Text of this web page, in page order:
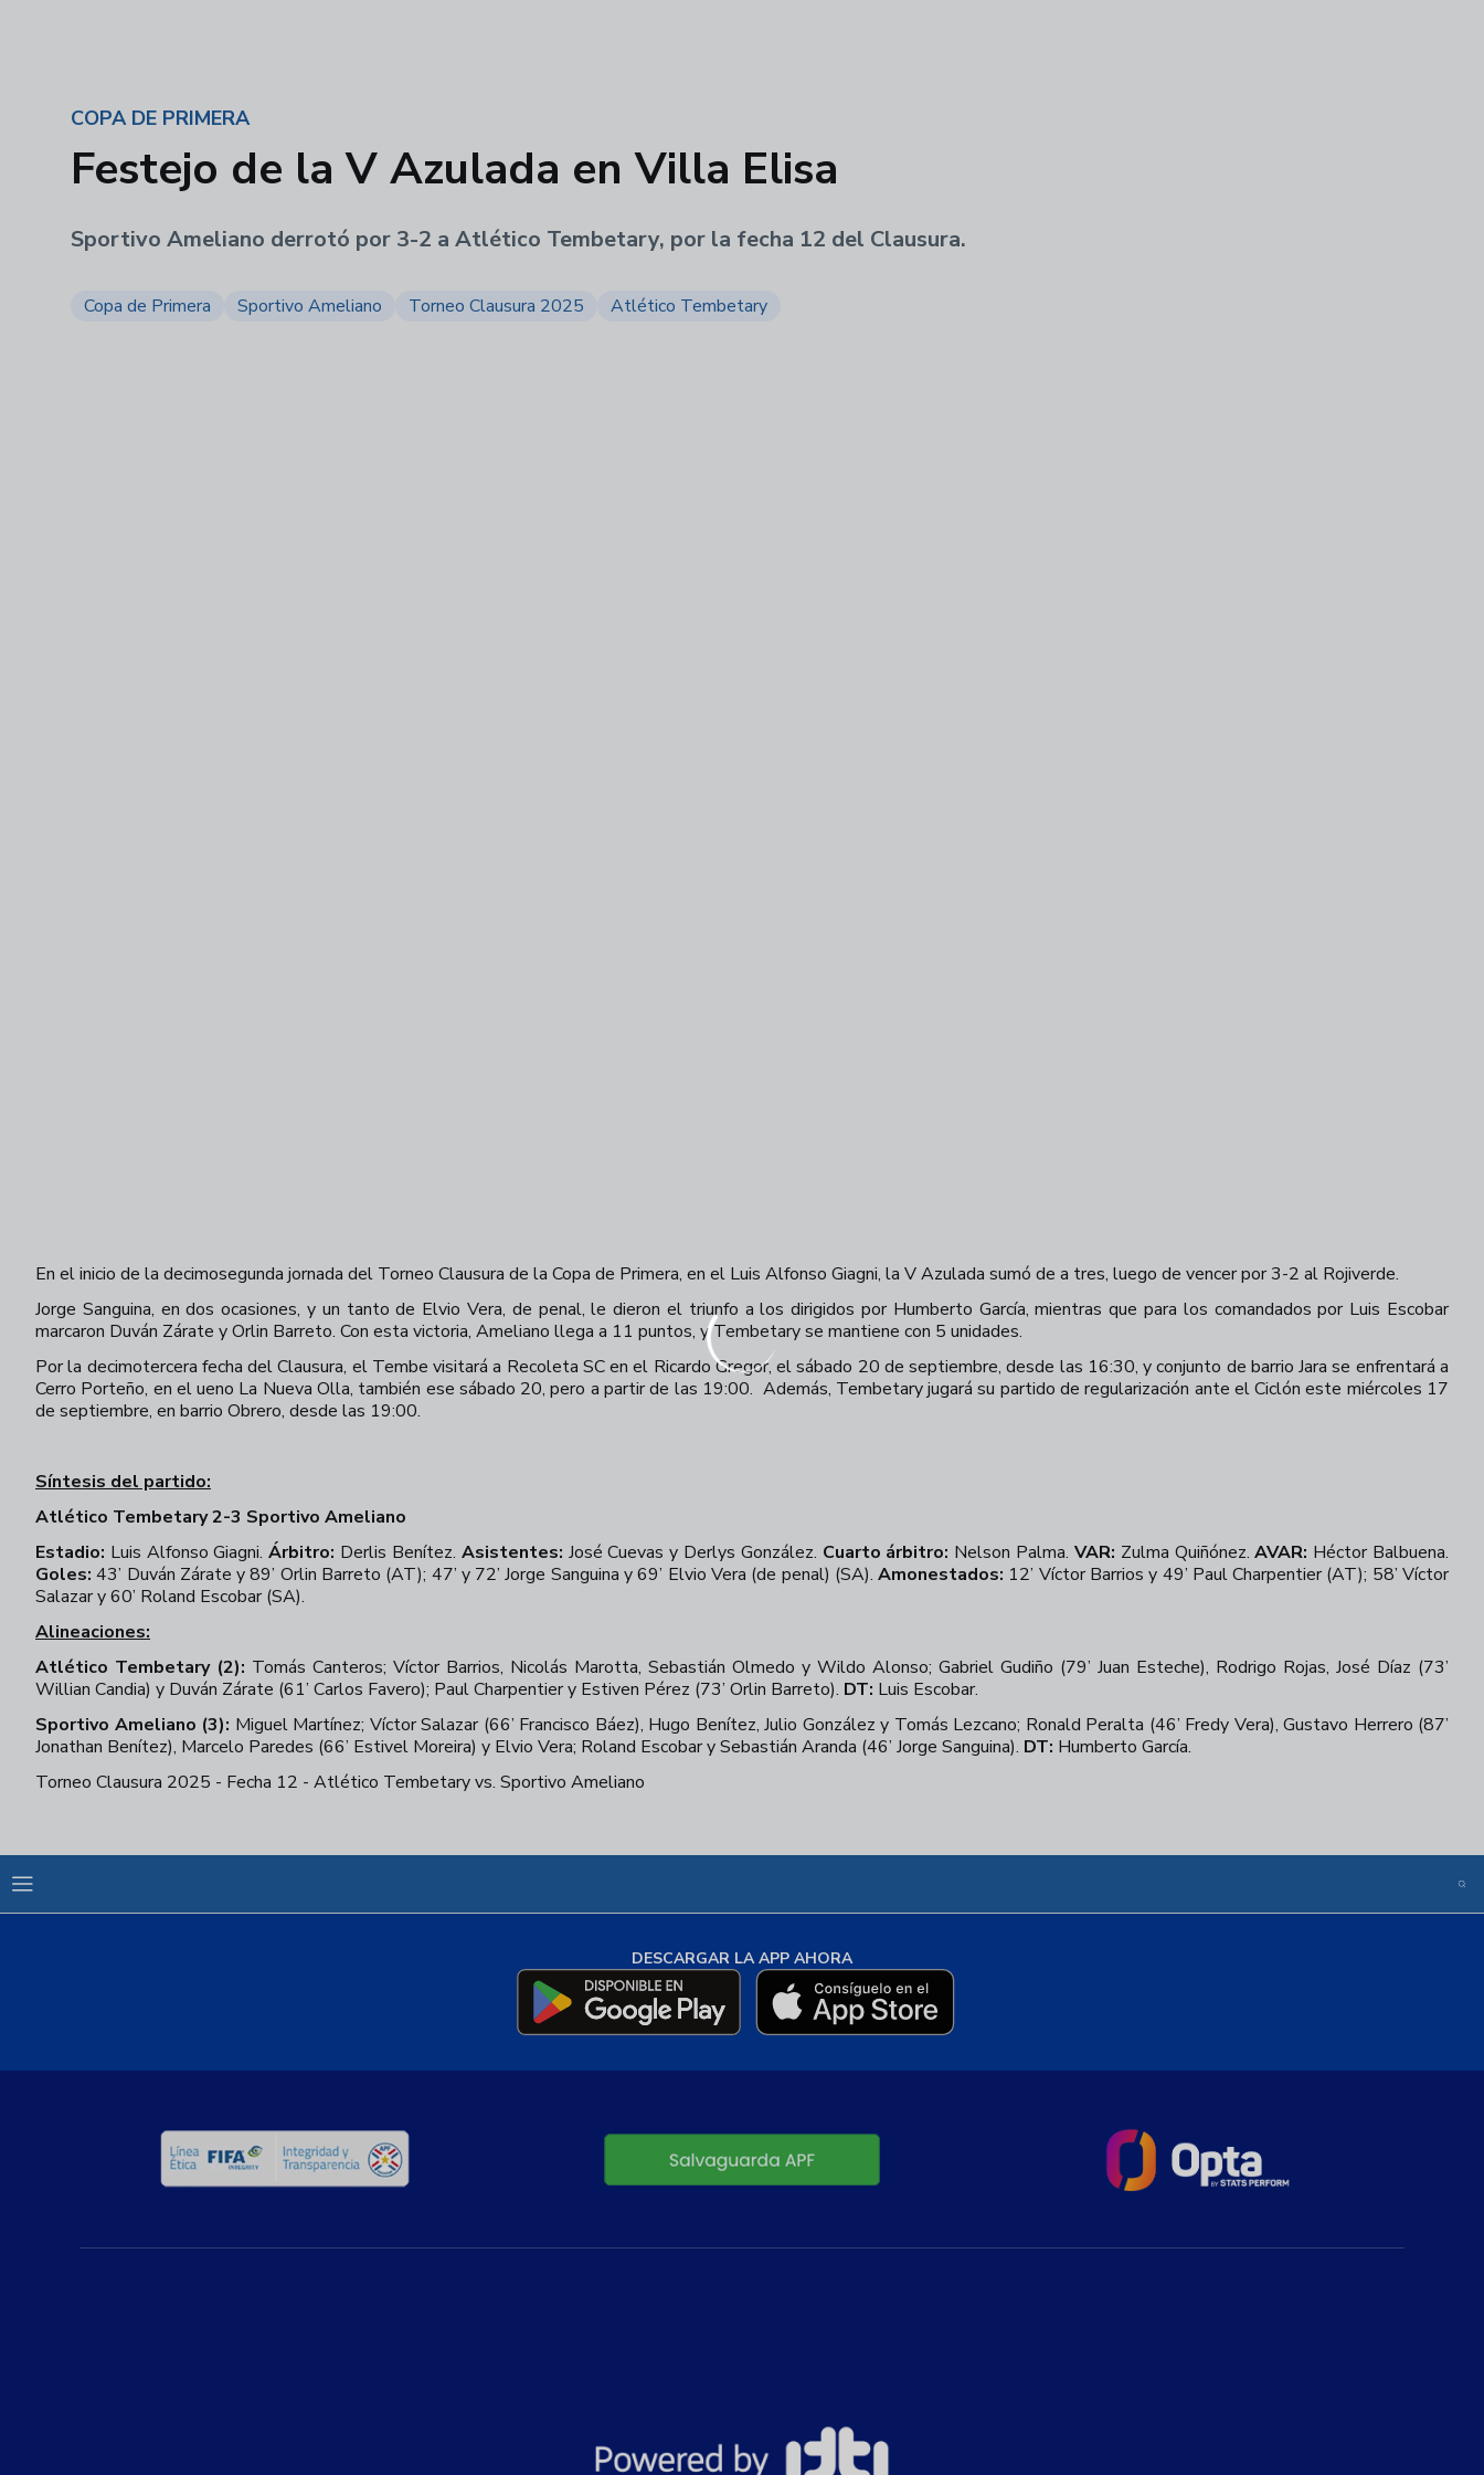
COPA DE PRIMERA
Festejo de la V Azulada en Villa Elisa
Sportivo Ameliano derrotó por 3-2 a Atlético Tembetary, por la fecha 12 del Clausura.
Copa de Primera Sportivo Ameliano Torneo Clausura 2025 Atlético Tembetary
En el inicio de la decimosegunda jornada del Torneo Clausura de la Copa de Primera, en el Luis Alfonso Giagni, la V Azulada sumó de a tres, luego de vencer por 3-2 al Rojiverde.
Jorge Sanguina, en dos ocasiones, y un tanto de Elvio Vera, de penal, le dieron el triunfo a los dirigidos por Humberto García, mientras que para los comandados por Luis Escobar
marcaron Duván Zárate y Orlin Barreto. Con esta victoria, Ameliano llega a 11 puntos, y Tembetary se mantiene con 5 unidades.
Por la decimotercera fecha del Clausura, el Tembe visitará a Recoleta SC en el Ricardo Gregor, el sábado 20 de septiembre, desde las 16:30, y conjunto de barrio Jara se enfrentará a
Cerro Porteño, en el ueno La Nueva Olla, también ese sábado 20, pero a partir de las 19:00. Además, Tembetary jugará su partido de regularización ante el Ciclón este miércoles 17
de septiembre, en barrio Obrero, desde las 19:00.
Síntesis del partido:
Atlético Tembetary 2-3 Sportivo Ameliano
Estadio: Luis Alfonso Giagni.Árbitro: Derlis Benítez. Asistentes: José Cuevas y Derlys González. Cuarto árbitro: Nelson Palma. VAR: Zulma Quiñónez.AVAR: Héctor Balbuena.
Goles:43’ Duván Zárate y 89’ Orlin Barreto (AT); 47’ y 72’ Jorge Sanguina y 69’ Elvio Vera (de penal) (SA).Amonestados: 12’ Víctor Barrios y 49’ Paul Charpentier (AT); 58’ Víctor
Salazar y 60’ Roland Escobar (SA).
Alineaciones:
Atlético Tembetary (2): Tomás Canteros; Víctor Barrios, Nicolás Marotta, Sebastián Olmedo y Wildo Alonso; Gabriel Gudiño (79’ Juan Esteche), Rodrigo Rojas, José Díaz (73’
Willian Candia) y Duván Zárate (61’ Carlos Favero); Paul Charpentier y Estiven Pérez (73’ Orlin Barreto). DT: Luis Escobar.
Sportivo Ameliano (3): Miguel Martínez; Víctor Salazar (66’ Francisco Báez), Hugo Benítez, Julio González y Tomás Lezcano; Ronald Peralta (46’ Fredy Vera), Gustavo Herrero (87’
Jonathan Benítez), Marcelo Paredes (66’ Estivel Moreira) y Elvio Vera; Roland Escobar y Sebastián Aranda (46’ Jorge Sanguina). DT: Humberto García.
Torneo Clausura 2025 - Fecha 12 - Atlético Tembetary vs. Sportivo Ameliano
DESCARGAR LA APP AHORA